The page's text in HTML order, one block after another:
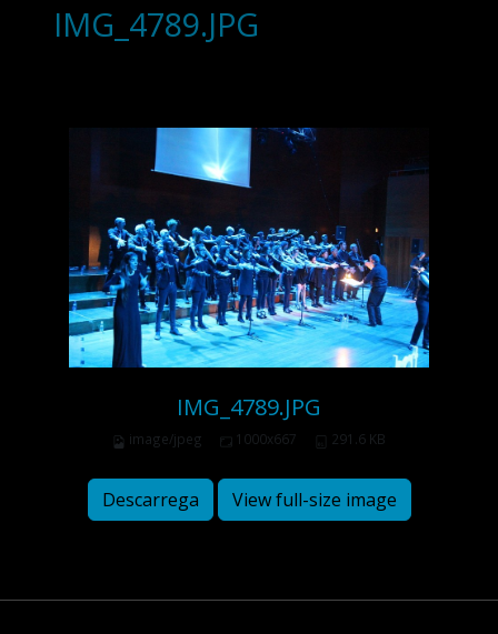
IMG_4789.JPG
IMG_4789.JPG
image/jpeg 1000x667 291.6 KB
Descarrega View full-size image